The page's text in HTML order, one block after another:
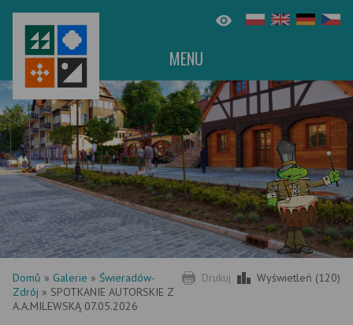
MENU
Drukuj Wyświetleń (120)
Domů » Galerie » Świeradów-
Zdrój » SPOTKANIE AUTORSKIE Z
A.A.MILEWSKĄ 07.05.2026